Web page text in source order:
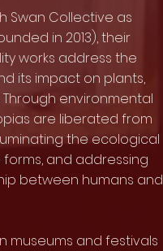
Swan Collective as
in 2013), their
works address the
its impact on plants,
environmental
are liberated from
the ecological
and addressing
between humans and
museums and festivals